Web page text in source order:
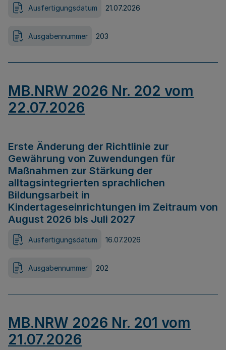
Ausfertigungsdatum 21.07.2026
Ausgabennummer 203
MB.NRW 2026 Nr. 202 vom
22.07.2026
Erste Änderung der Richtlinie zur
Gewährung von Zuwendungen für
Maßnahmen zur Stärkung der
alltagsintegrierten sprachlichen
Bildungsarbeit in
Kindertageseinrichtungen im Zeitraum von
August 2026 bis Juli 2027
Ausfertigungsdatum 16.07.2026
Ausgabennummer 202
MB.NRW 2026 Nr. 201 vom
21.07.2026